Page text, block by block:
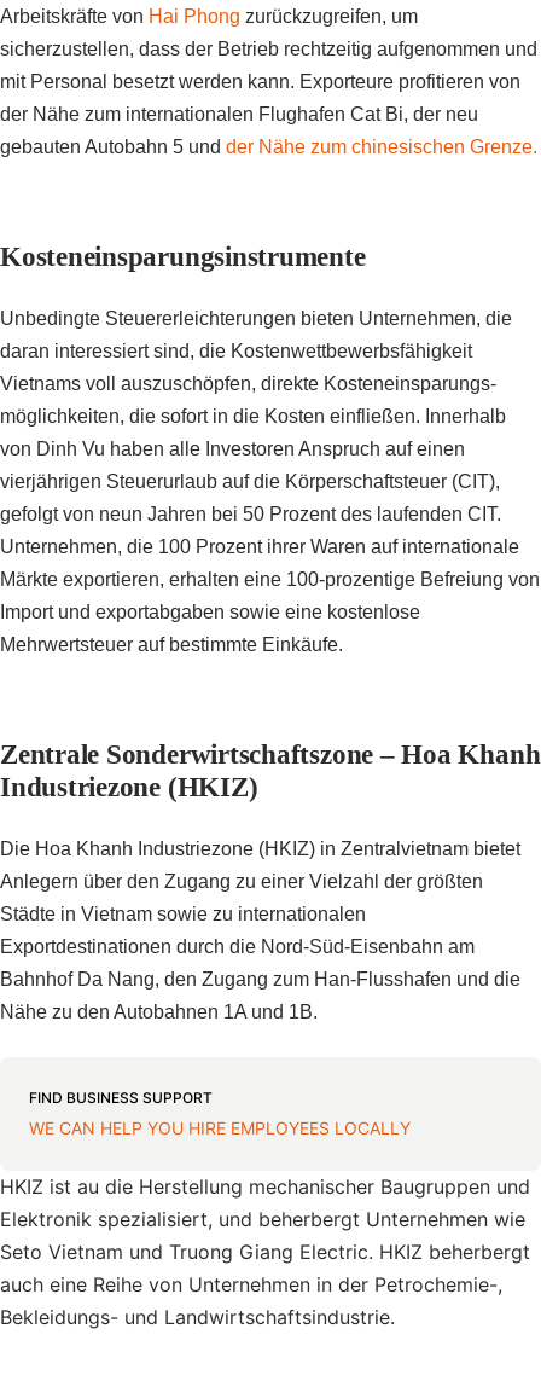
Arbeitskräfte von Hai Phong zurückzugreifen, um
sicherzustellen, dass der Betrieb rechtzeitig aufgenommen und
mit Personal besetzt werden kann. Exporteure profitieren von
der Nähe zum internationalen Flughafen Cat Bi, der neu
gebauten Autobahn 5 und der Nähe zum chinesischen Grenze.
Kosteneinsparungsinstrumente
Unbedingte Steuererleichterungen bieten Unternehmen, die
daran interessiert sind, die Kostenwettbewerbsfähigkeit
Vietnams voll auszuschöpfen, direkte Kosteneinsparungs-
möglichkeiten, die sofort in die Kosten einfließen. Innerhalb
von Dinh Vu haben alle Investoren Anspruch auf einen
vierjährigen Steuerurlaub auf die Körperschaftsteuer (CIT),
gefolgt von neun Jahren bei 50 Prozent des laufenden CIT.
Unternehmen, die 100 Prozent ihrer Waren auf internationale
Märkte exportieren, erhalten eine 100-prozentige Befreiung von
Import und exportabgaben sowie eine kostenlose
Mehrwertsteuer auf bestimmte Einkäufe.
Zentrale Sonderwirtschaftszone – Hoa Khanh
Industriezone (HKIZ)
Die Hoa Khanh Industriezone (HKIZ) in Zentralvietnam bietet
Anlegern über den Zugang zu einer Vielzahl der größten
Städte in Vietnam sowie zu internationalen
Exportdestinationen durch die Nord-Süd-Eisenbahn am
Bahnhof Da Nang, den Zugang zum Han-Flusshafen und die
Nähe zu den Autobahnen 1A und 1B.
FIND BUSINESS SUPPORT
WE CAN HELP YOU HIRE EMPLOYEES LOCALLY
HKIZ ist au die Herstellung mechanischer Baugruppen und
Elektronik spezialisiert, und beherbergt Unternehmen wie
Seto Vietnam und Truong Giang Electric. HKIZ beherbergt
auch eine Reihe von Unternehmen in der Petrochemie-,
Bekleidungs- und Landwirtschaftsindustrie.